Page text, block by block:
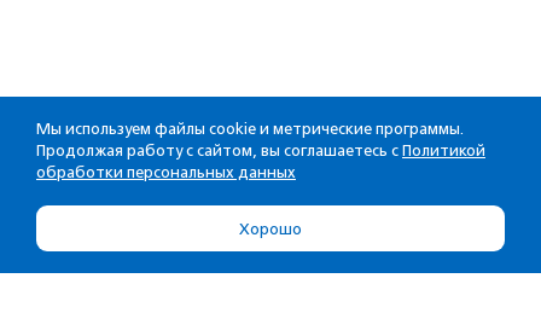
Мы используем файлы cookie и метрические программы.
Продолжая работу с сайтом, вы соглашаетесь с Политикой
обработки персональных данных
Хорошо